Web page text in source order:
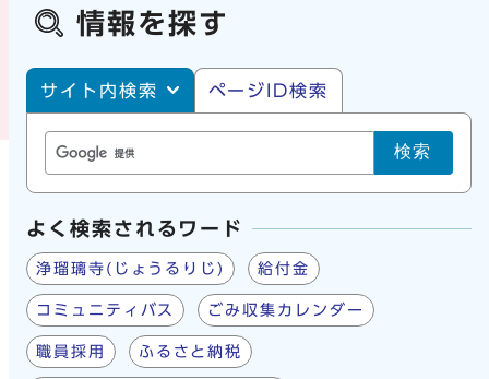
情報を探す
サイト内・ページID検索
サイト内検索 ページID検索
検索
よく検索されるワード
浄瑠璃寺(じょうるりじ) 給付金
コミュニティバス ごみ収集カレンダー
職員採用 ふるさと納税